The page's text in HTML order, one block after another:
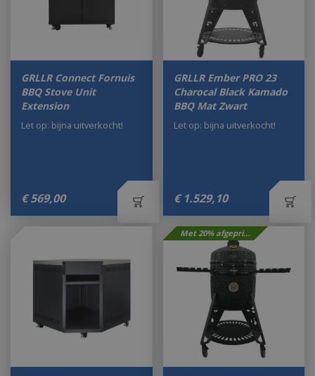
GRLLR Connect Fornuis
BBQ Stove Unit
Extension
€ 569,00
Let op: bijna uitverkocht!
GRLLR Ember PRO 23
Charocal Black Kamado
BBQ Mat Zwart
€ 1.529,10
Let op: bijna uitverkocht!
Met 20% afgeprijsd